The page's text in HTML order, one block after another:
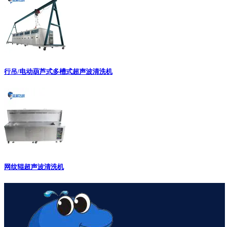
行吊/电动葫芦式多槽式超声波清洗机
网纹辊超声波清洗机